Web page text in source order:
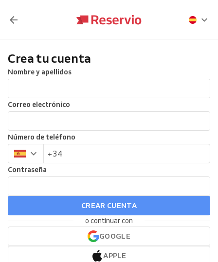
Crea tu cuenta
Nombre y apellidos
Correo electrónico
Número de teléfono
Contraseña
CREAR CUENTA
o continuar con
GOOGLE
APPLE